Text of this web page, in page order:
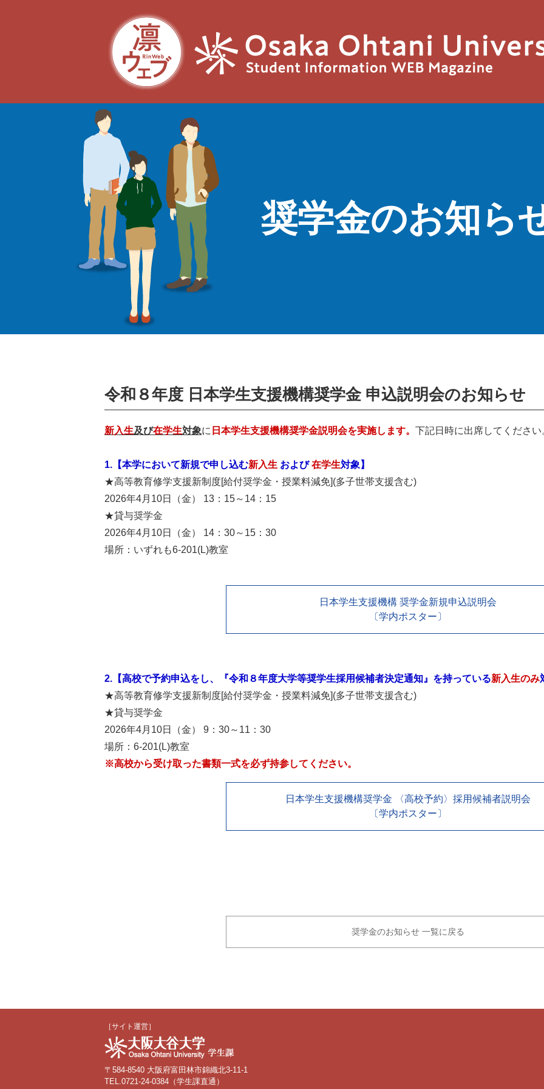
奨学金のお知ら
令和８年度 日本学生支援機構奨学金 申込説明会のお知らせ
新入生及び在学生対象に 日本学生支援機構奨学金説明会を実施します。 下記日時に出席してください
1.【本学において新規で申し込む新入生 および在学生対象】
★高等教育修学支援新制度[給付奨学金・授業料減免](多子世帯支援含む)
2026年4月10日（金） 13：15～14：15
★貸与奨学金
2026年4月10日（金） 14：30～15：30
場所：いずれも6-201(L)教室
日本学生支援機構 奨学金新規申込説明会
〔学内ポスター〕
2.【高校で予約申込をし、『令和８年度大学等奨学生採用候補者決定通知』を持っている新入生のみ
★高等教育修学支援新制度[給付奨学金・授業料減免](多子世帯支援含む)
★貸与奨学金
2026年4月10日（金） 9：30～11：30
場所：6-201(L)教室
※高校から受け取った書類一式を必ず持参してください。
日本学生支援機構奨学金 〈高校予約〉採用候補者説明会
〔学内ポスター〕
奨学金のお知らせ 一覧に戻る
［サイト運営］
〒584-8540 大阪府富田林市錦織北3-11-1
TEL.0721-24-0384（学生課直通）